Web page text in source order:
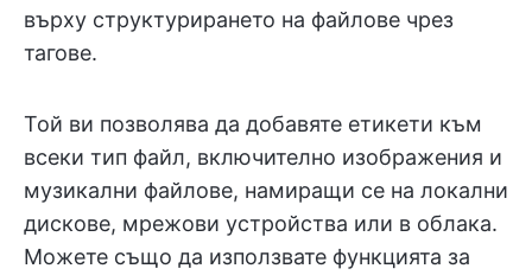
върху структурирането на файлове чрез
тагове.
Той ви позволява да добавяте етикети към
всеки тип файл, включително изображения и
музикални файлове, намиращи се на локални
дискове, мрежови устройства или в облака.
Можете също да използвате функцията за